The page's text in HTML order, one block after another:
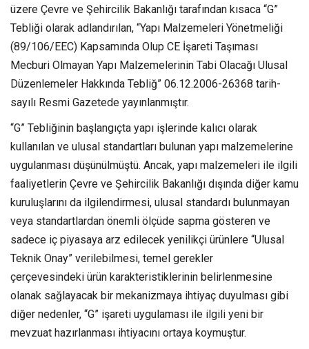
üzere Çevre ve Şehircilik Bakanlığı tarafından kısaca “G”
Tebliği olarak adlandırılan, “Yapı Malzemeleri Yönetmeliği
(89/106/EEC) Kapsamında Olup CE İşareti Taşıması
Mecburi Olmayan Yapı Malzemelerinin Tabi Olacağı Ulusal
Düzenlemeler Hakkında Tebliğ” 06.12.2006-26368 tarih-
sayılı Resmi Gazetede yayınlanmıştır.
“G” Tebliğinin başlangıçta yapı işlerinde kalıcı olarak
kullanılan ve ulusal standartları bulunan yapı malzemelerine
uygulanması düşünülmüştü. Ancak, yapı malzemeleri ile ilgili
faaliyetlerin Çevre ve Şehircilik Bakanlığı dışında diğer kamu
kuruluşlarını da ilgilendirmesi, ulusal standardı bulunmayan
veya standartlardan önemli ölçüde sapma gösteren ve
sadece iç piyasaya arz edilecek yenilikçi ürünlere “Ulusal
Teknik Onay” verilebilmesi, temel gerekler
çerçevesindeki ürün karakteristiklerinin belirlenmesine
olanak sağlayacak bir mekanizmaya ihtiyaç duyulması gibi
diğer nedenler, “G” işareti uygulaması ile ilgili yeni bir
mevzuat hazırlanması ihtiyacını ortaya koymuştur.